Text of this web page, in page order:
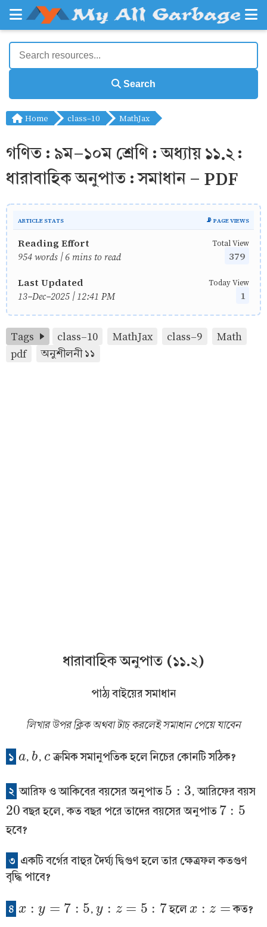
Search
Home class-10 MathJax
গণিত : ৯ম-১০ম শ্রেণি : অধ্যায় ১১.২ :
ধারাবাহিক অনুপাত : সমাধান - PDF
ARTICLE STATS 📡 PAGE VIEWS
Reading Effort
954 words | 6 mins to read
Total View
379
Last Updated
13-Dec-2025 | 12:41 PM
Today View
1
Tags class-10 MathJax class-9
Math
pdf
অনুশীলনী ১১
ধারাবাহিক অনুপাত (১১.২)
পাঠ্য বাইয়ের সমাধান
লিখার উপর ক্লিক অথবা টাচ্ করলেই সমাধান পেয়ে যাবেন
১ a
a , b
b,c
cক্রমিক সমানুপতিক হলে নিচের কোনটি সঠিক?
২ আরিফ ও আকিবের বয়সের অনুপাত5 : 3
5: 3
, আরিফের বয়স
20
20 বছর হলে, কত বছর পরে তাদের বয়সের অনুপাত7 : 5
7: 5
হবে?
৩ একটি বর্গের বাহুর দৈর্ঘ্য দ্বিগুণ হলে তার ক্ষেত্রফল কতগুণ
বৃদ্ধি পাবে?
৪ x : y = 7 : 5
x: y= 7: 5 ,y : z = 5 : 7
y: z= 5: 7 হলে x : z =
x: z= কত?